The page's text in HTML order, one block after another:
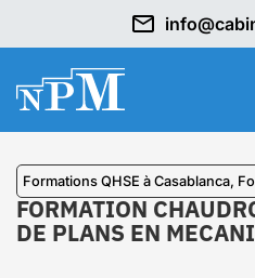
Formations QHSE à Casablanca,
FORMATION
DE PLANS EN